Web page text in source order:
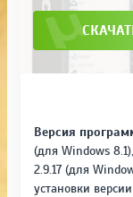
Версия
(для Windows 8.1),
2.9.17 (для
установки версии